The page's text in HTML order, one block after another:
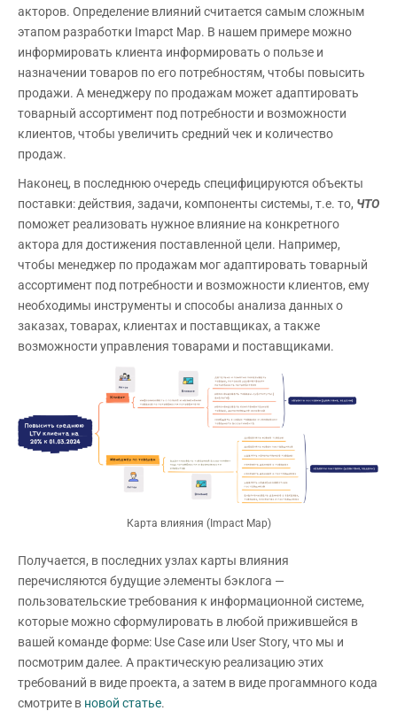
акторов. Определение влияний считается самым сложным
этапом разработки Imapct Map. В нашем примере можно
информировать клиента информировать о пользе и
назначении товаров по его потребностям, чтобы повысить
продажи. А менеджеру по продажам может адаптировать
товарный ассортимент под потребности и возможности
клиентов, чтобы увеличить средний чек и количество
продаж.
Наконец, в последнюю очередь специфицируются объекты
поставки: действия, задачи, компоненты системы, т.е. то, ЧТО
поможет реализовать нужное влияние на конкретного
актора для достижения поставленной цели. Например,
чтобы менеджер по продажам мог адаптировать товарный
ассортимент под потребности и возможности клиентов, ему
необходимы инструменты и способы анализа данных о
заказах, товарах, клиентах и поставщиках, а также
возможности управления товарами и поставщиками.
Карта влияния (Impact Map)
Получается, в последних узлах карты влияния
перечисляются будущие элементы бэклога —
пользовательские требования к информационной системе,
которые можно сформулировать в любой прижившейся в
вашей команде форме: Use Case или User Story, что мы и
посмотрим далее. А практическую реализацию этих
требований в виде проекта, а затем в виде прогаммного кода
смотрите в новой статье.